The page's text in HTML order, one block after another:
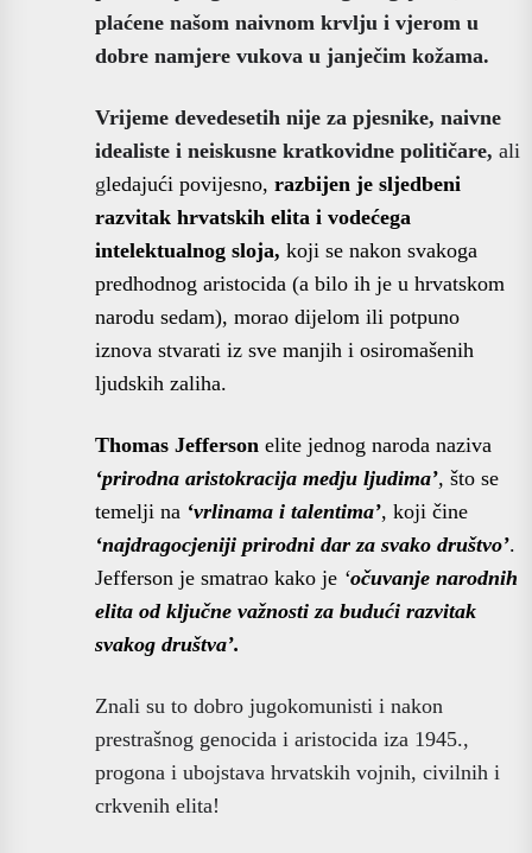
plaćene našom naivnom krvlju i vjerom u
dobre namjere vukova u janječim kožama.
Vrijeme devedesetih nije za pjesnike, naivne
idealiste i neiskusne kratkovidne političare, ali
gledajući povijesno, razbijen je sljedbeni
razvitak hrvatskih elita i vodećega
intelektualnog sloja, koji se nakon svakoga
predhodnog aristocida (a bilo ih je u hrvatskom
narodu sedam), morao dijelom ili potpuno
iznova stvarati iz sve manjih i osiromašenih
ljudskih zaliha.
Thomas Jefferson elite jednog naroda naziva
‘prirodna aristokracija medju ljudima’, što se
temelji na ‘vrlinama i talentima’, koji čine
‘najdragocjeniji prirodni dar za svako društvo’.
Jefferson je smatrao kako je ‘očuvanje narodnih
elita od ključne važnosti za budući razvitak
svakog društva’.
Znali su to dobro jugokomunisti i nakon
prestrašnog genocida i aristocida iza 1945.,
progona i ubojstava hrvatskih vojnih, civilnih i
crkvenih elita!